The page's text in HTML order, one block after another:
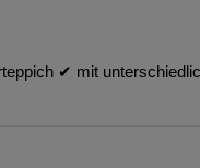
✔︎ mit